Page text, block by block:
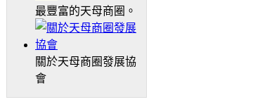
最豐富的天母商圈。
關於天母商圈發展協
會